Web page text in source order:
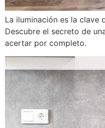
La iluminación es la clave
Descubre el secreto de
acertar por completo.